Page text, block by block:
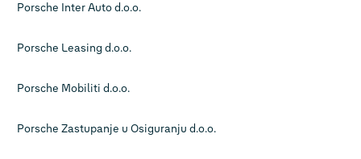
Porsche Inter Auto d.o.o.
Porsche Leasing d.o.o.
Porsche Mobiliti d.o.o.
Porsche Zastupanje u Osiguranju d.o.o.